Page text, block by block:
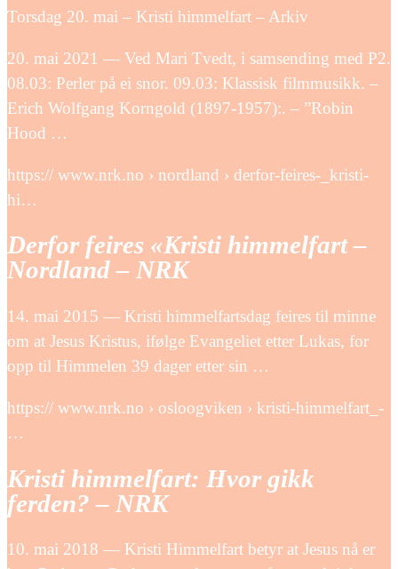
Torsdag 20. mai – Kristi himmelfart – Arkiv
20. mai 2021 — Ved Mari Tvedt, i samsending med P2.
08.03: Perler på ei snor. 09.03: Klassisk filmmusikk. –
Erich Wolfgang Korngold (1897-1957):. – ”Robin
Hood …
https:// www.nrk.no › nordland › derfor-feires-_kristi-
hi…
Derfor feires «Kristi himmelfart –
Nordland – NRK
14. mai 2015 — Kristi himmelfartsdag feires til minne
om at Jesus Kristus, ifølge Evangeliet etter Lukas, for
opp til Himmelen 39 dager etter sin …
https:// www.nrk.no › osloogviken › kristi-himmelfart_-
…
Kristi himmelfart: Hvor gikk
ferden? – NRK
10. mai 2018 — Kristi Himmelfart betyr at Jesus nå er